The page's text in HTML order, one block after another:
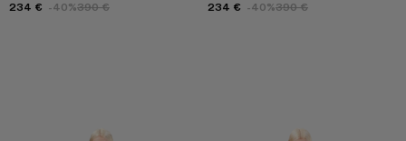
234 € -40%390 €
234 € -40%390 €